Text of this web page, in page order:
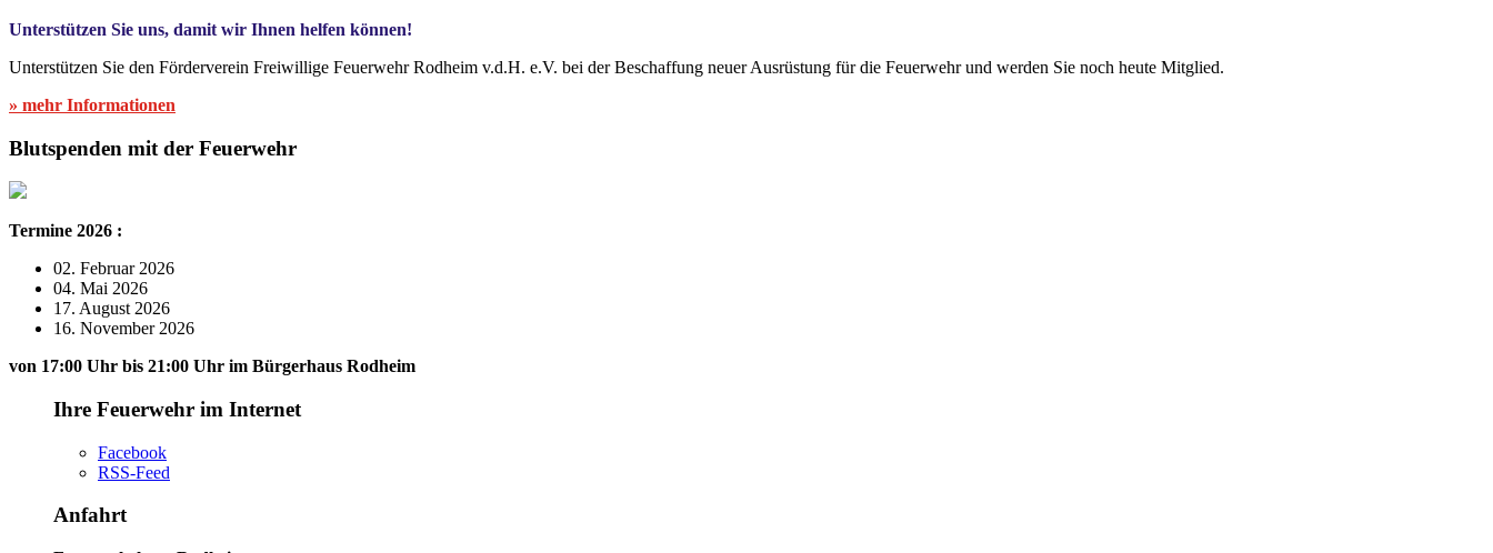
Unterstützen Sie uns, damit wir Ihnen helfen können!
Unterstützen Sie den Förderverein Freiwillige Feuerwehr Rodheim v.d.H. e.V. bei der Beschaffung neuer Ausrüstung für die Feuerwehr und werden Sie noch heute Mitglied.
» mehr Informationen
Blutspenden mit der Feuerwehr
Termine 2026 :
02. Februar 2026
04. Mai 2026
17. August 2026
16. November 2026
von 17:00 Uhr bis 21:00 Uhr im Bürgerhaus Rodheim
Ihre Feuerwehr im Internet
Facebook
RSS-Feed
Anfahrt